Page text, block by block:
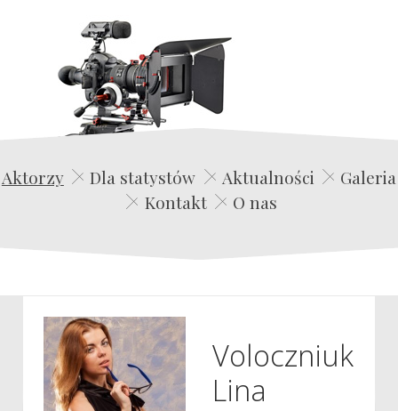
Edwin Film Agencja Aktorska
Aktorzy Dla statystów Aktualności
Galeria
Kontakt
O nas
Voloczniuk
Lina